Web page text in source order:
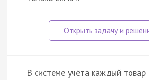
В системе учёта каждый товар